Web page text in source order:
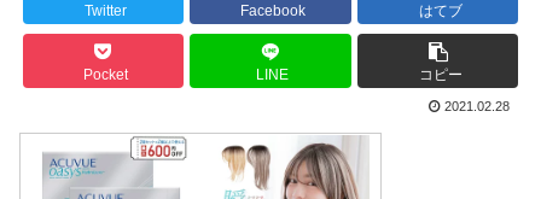
Twitter Facebook はてブ
Pocket LINE コピー
2021.02.28